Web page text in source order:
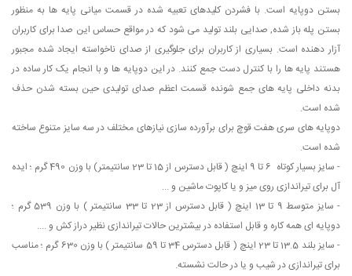
بستن دوپایه است. با فشردن کلیدهای تعبیه شده در قسمت میانی پایه ها به منظور
بستن پله باز شده, صدایی بلند تولید می شود که در مواقع حساس این صدا برای کاربران
آزار دهنده است. بسیاری از کاربران برای جلوگیری از صدای ناخواسته ایجاد شده مجبور
هستند پایه ها را با کنترل دست جمع کنند. در این دوپایه ها و با انجام یک کار ساده در
بدنه داخلی پایه های جمع شونده قسمت اعظم صدای تولیدی حین بسته شدن حذف
شده است.
دوپایه های سری هفت قوچ برای برآورده سازی نیازهای مختلف در سه سایز متنوع ساخته
شده است.
- سایز بسیار کوتاه 6 تا 9 اینچ ( قابل دسترس از 15 تا 23 سانتیمتر) با وزن 490 گرم ؛ ایده
آل برای تیراندازی روی میز و یا کاپوت ماشین و ...
- سایز متوسط 9 تا 13 اینچ ( قابل دسترس از 23 تا 33 سانتیمتر ) با وزن 539 گرم ؛
دوپایه ای همه کاره و قابل استفاده در بیشترین حالات تیراندازی نظیر دراز کش و ....
- سایز بلند 13.5 تا 23 اینچ ( قابل دسترس 34 تا 59 سانتیمتر ) با وزن 630 گرم ؛ مناسب
برای تیراندازی در شیب و یا در حالت نشسته.